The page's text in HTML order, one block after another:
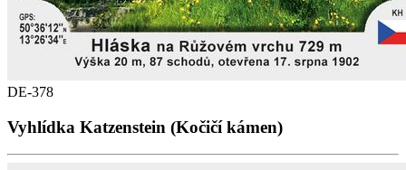
DE-378
Vyhlídka Katzenstein (Kočičí kámen)